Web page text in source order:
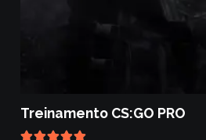
Treinamento CS:GO PRO